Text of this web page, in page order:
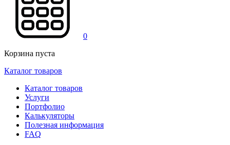
0
Корзина пуста
Каталог товаров
Каталог товаров
Услуги
Портфолио
Калькуляторы
Полезная информация
FAQ